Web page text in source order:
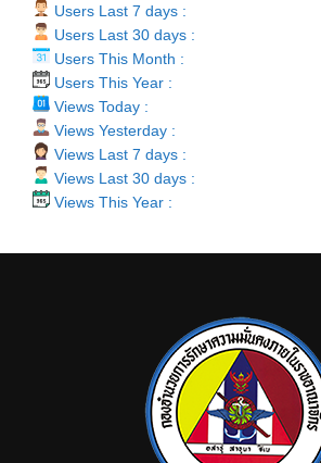
Users Last 7 days :
Users Last 30 days :
Users This Month :
Users This Year :
Views Today :
Views Yesterday :
Views Last 7 days :
Views Last 30 days :
Views This Year :